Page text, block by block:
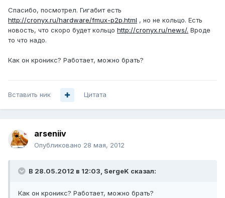
Спасибо, посмотрел. Гигабит есть
http://cronyx.ru/hardware/fmux-p2p.html , но не кольцо. Есть
новость, что скоро будет кольцо http://cronyx.ru/news/. Вроде
то что надо.
Как он кроникс? Работает, можно брать?
Вставить ник Цитата
arseniiv
Опубликовано 28 мая, 2012
В 28.05.2012 в 12:03, SergeK сказал:
Как он кроникс? Работает, можно брать?